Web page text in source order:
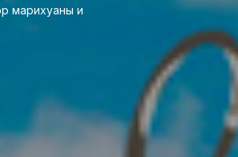
марихуаны и